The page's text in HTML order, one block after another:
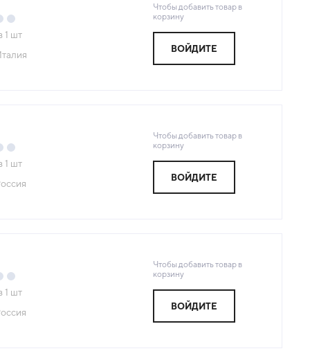
1 шт
Чтобы добавить товар в
корзину
ВОЙДИТЕ
1 шт
Чтобы добавить товар в
корзину
ВОЙДИТЕ
1 шт
Чтобы добавить товар в
корзину
ВОЙДИТЕ